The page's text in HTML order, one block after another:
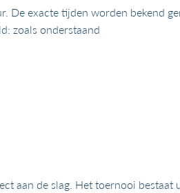
exacte tijden worden bekend
zoals onderstaand
aan de slag. Het toernooi